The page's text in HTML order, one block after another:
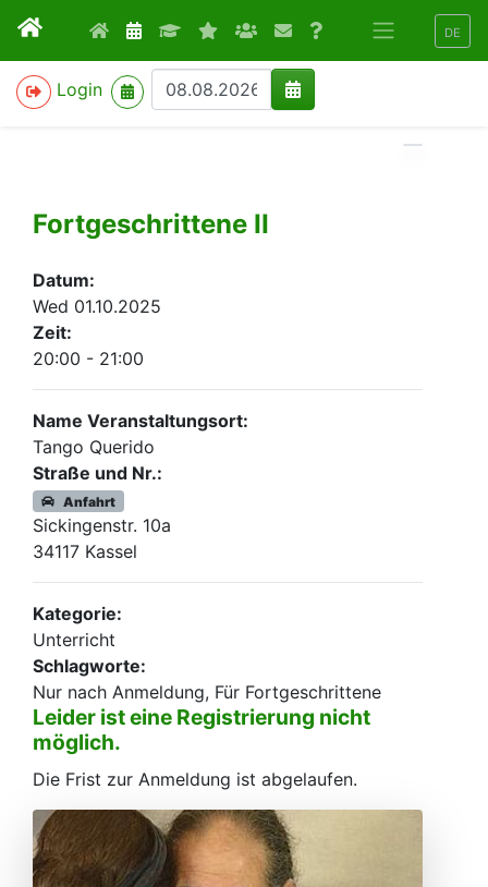
DE
Login
>
Fortgeschrittene II
Datum:
Wed 01.10.2025
Zeit:
20:00 - 21:00
Name Veranstaltungsort:
Tango Querido
Straße und Nr.:
Anfahrt
Sickingenstr. 10a
34117 Kassel
Kategorie:
Unterricht
Schlagworte:
Nur nach Anmeldung, Für Fortgeschrittene
Leider ist eine Registrierung nicht
möglich.
Die Frist zur Anmeldung ist abgelaufen.